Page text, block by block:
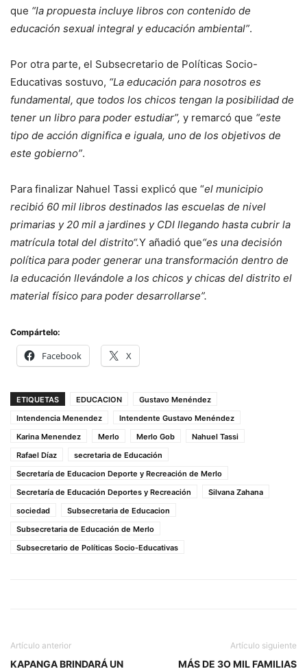
que “la propuesta incluye libros con contenido de
educación sexual integral y educación ambiental”.
Por otra parte, el Subsecretario de Políticas Socio-
Educativas sostuvo, “La educación para nosotros es
fundamental, que todos los chicos tengan la posibilidad de
tener un libro para poder estudiar”, y remarcó que “este
tipo de acción dignifica e iguala, uno de los objetivos de
este gobierno”.
Para finalizar Nahuel Tassi explicó que “el municipio
recibió 60 mil libros destinados las escuelas de nivel
primarias y 20 mil a jardines y CDI llegando hasta cubrir la
matrícula total del distrito“.Y añadió que“es una decisión
política para poder generar una transformación dentro de
la educación llevándole a los chicos y chicas del distrito el
material físico para poder desarrollarse”.
Compártelo:
Facebook X
ETIQUETAS EDUCACION
Gustavo Menéndez
Intendencia Menendez
Intendente Gustavo Menéndez
Karina Menendez
Merlo Merlo Gob
Nahuel Tassi
Rafael Díaz
secretaria de Educación
Secretaría de Educacion Deporte y Recreación de Merlo
Secretaría de Educación Deportes y Recreación
Silvana Zahana
sociedad
Subsecretaria de Educacion
Subsecretaria de Educación de Merlo
Subsecretario de Políticas Socio-Educativas
Artículo anterior
KAPANGA BRINDARÁ UN
Artículo siguiente
MÁS DE 3O MIL FAMILIAS